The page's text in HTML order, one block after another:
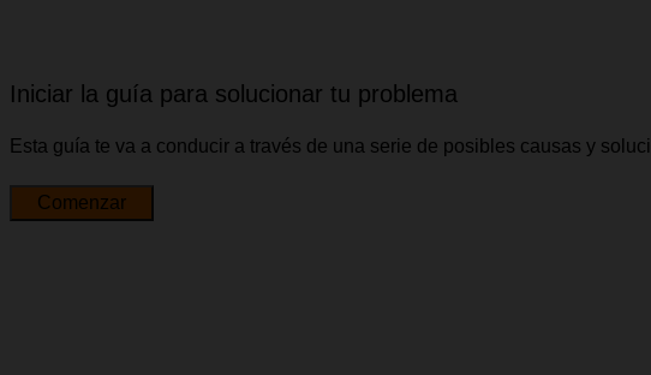
Iniciar la guía para solucionar tu problema
Esta guía te va a conducir a través de una serie de posibles causas y
Comenzar